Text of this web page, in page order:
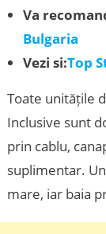
Va
Bulgaria
Vezi si:Top
Toate unitățile
Inclusive sunt
prin cablu,
suplimentar.
mare, iar baia